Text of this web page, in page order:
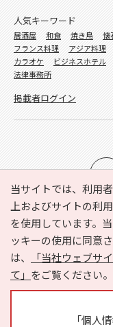
当サイトでは、利用
上およびサイトの利
を使用しています。
ッキーの使用に同意
は、
「当社ウェブサ
て」 をご覧ください。
「個人
e-NAVITA（イーナビ
利用規約
個人
サイトマップ
人気キーワード
居酒屋 和食 焼き鳥 懐
フランス料理
アジア料理
カラオケ
ビジネスホテル
法律事務所
掲載者ログイン